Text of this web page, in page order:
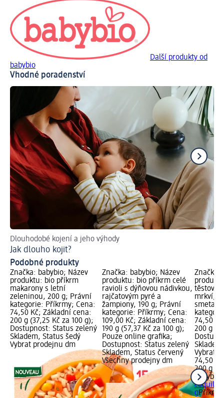
Další produkty od
babybio
Vhodné poradenství
Dlouhodobé kojení a jeho výhody
Jak dlouho kojit?
Podobné produkty
Značka: babybio; Název
produktu: bio příkrm
makarony s letní
zeleninou, 200 g; Právní
kategorie: Příkrmy; Cena:
74,50 Kč; Základní cena:
200 g (37,25 Kč za 100 g);
Dostupnost: Status zelený
Skladem, Status šedý
Vybrat prodejnu dm
Značka: babybio; Název
produktu: bio příkrm celé
ravioli s dýňovou nádivkou,
rajčatovým pyré a
žampiony, 190 g; Právní
kategorie: Příkrmy; Cena:
109,00 Kč; Základní cena:
190 g (57,37 Kč za 100 g);
Pouze online grafika;
Dostupnost: Status zelený
Skladem, Status červený
Všechny prodejny dm
Značka:
mrkví,
74,50
200 g
Vybrat
74,50 Kč
200 g
babybio
gPříkrmy